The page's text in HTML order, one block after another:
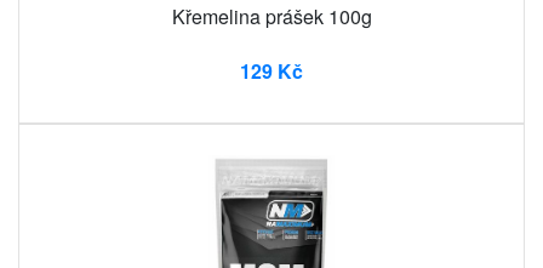
Křemelina prášek 100g
129 Kč